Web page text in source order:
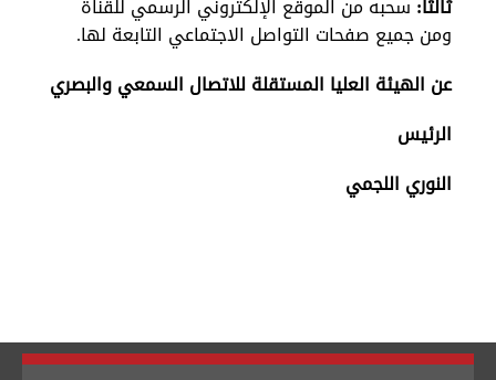
ثالثا: سحبه من الموقع الإلكتروني الرسمي للقناة
ومن جميع صفحات التواصل الاجتماعي التابعة لها.
عن الهيئة العليا المستقلة للاتصال السمعي والبصري
الرئيس
النوري اللجمي